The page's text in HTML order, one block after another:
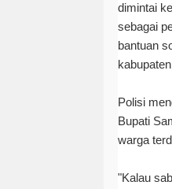
dimintai
sebagai
bantuan
Polisi
Bupati
warga
"Kalau